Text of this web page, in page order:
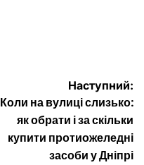
Наступний:
Коли на вулиці слизько:
як обрати і за скільки
купити протиожеледні
засоби у Дніпрі